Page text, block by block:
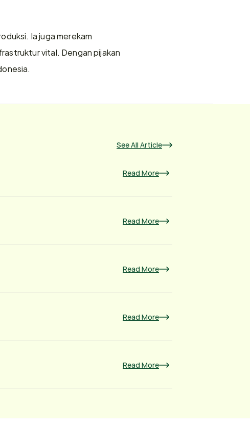
Ia juga merekam
vital. Dengan pijakan
See All Article
Read More
Read More
Read More
Read More
Read More